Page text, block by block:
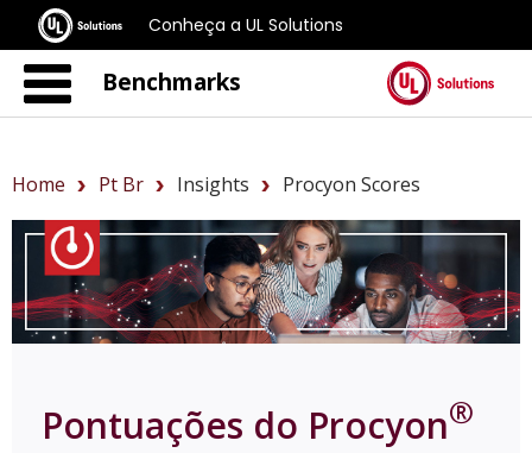
Conheça a UL Solutions
Benchmarks
Home Pt Br Insights Procyon Scores
Pontuações do Procyon®